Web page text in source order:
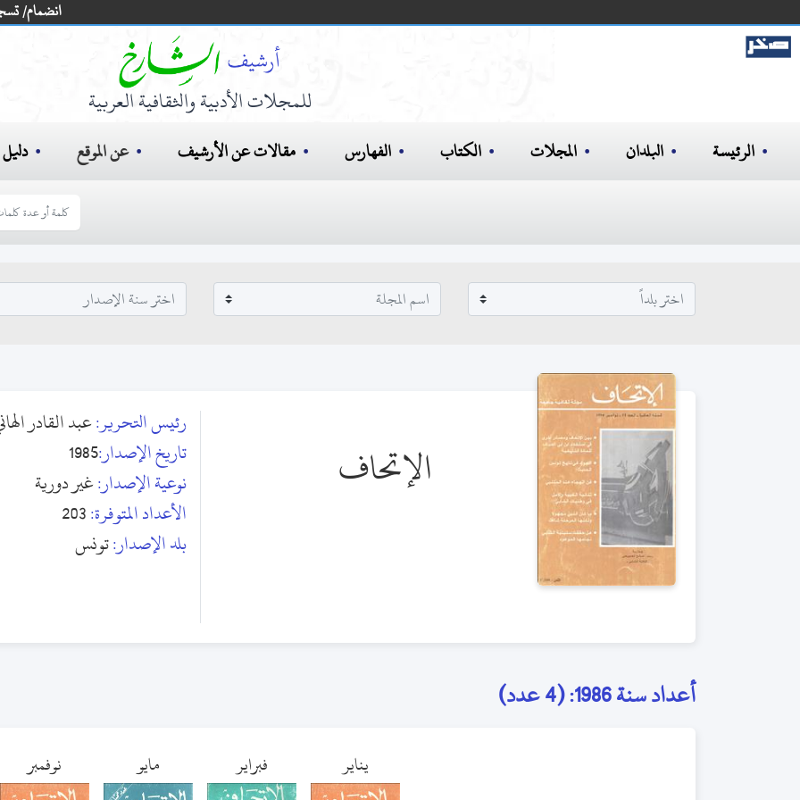
انضمام/
للمجلات الأدبية والثقافية العربية
الرئيسة البلدان المجلات الكتاب الفهارس مقالات عن الأرشيف عن الموقع دليل
الإتحاف
رئيس التحرير:عبد القادر
تاريخ الإصدار:1985
نوعية الإصدار:غير دورية
الأعداد المتوفرة:203
بلد الإصدار:تونس
أعداد سنة 1986: (4 عدد)
يناير فبراير مايو نوفمبر